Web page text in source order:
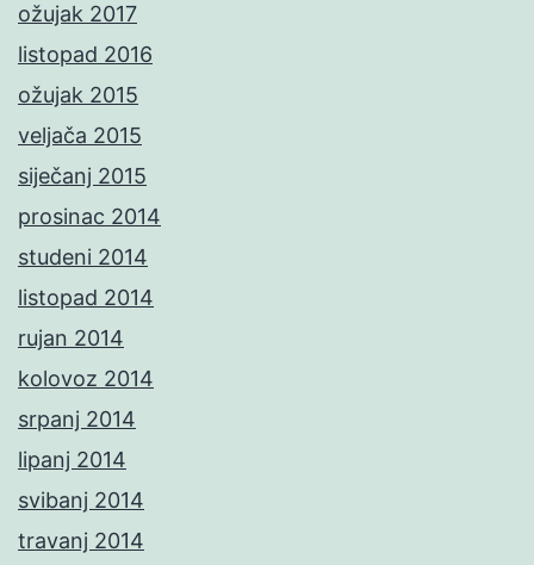
ožujak 2017
listopad 2016
ožujak 2015
veljača 2015
siječanj 2015
prosinac 2014
studeni 2014
listopad 2014
rujan 2014
kolovoz 2014
srpanj 2014
lipanj 2014
svibanj 2014
travanj 2014